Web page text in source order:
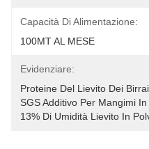
Capacità Di Alimentazione:
100MT AL MESE
Evidenziare:
Proteine Del Lievito Dei
SGS Additivo Per Mangimi
13% Di Umidità Lievito In